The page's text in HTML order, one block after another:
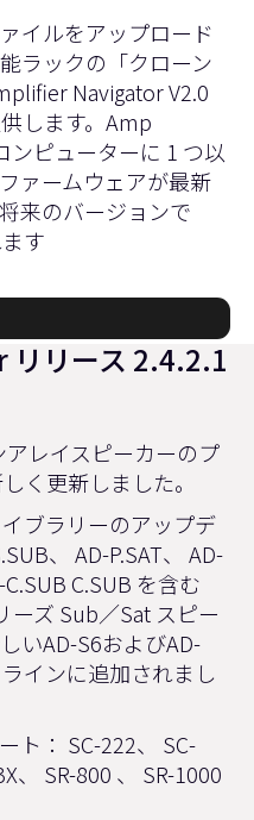
イルをアップロード
ラックの「クローン
Navigator V2.0
します。Amp
ンピューターに 1 つ以
ァームウェアが最新
来のバージョンで
す
リース 2.4.2.1
レイスピーカーのプ
く更新しました。
ブラリーのアップデ
、 AD-P.SAT、 AD-
C.SUB を含む
ーズ Sub／Sat スピー
いAD-S6およびAD-
インに追加されまし
ト： SC-222、 SC-
、 SR-800 、 SR-1000